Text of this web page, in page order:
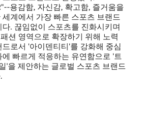
용감함, 자신감, 확고함, 즐거움을
계에서 가장 빠른 스포츠 브랜드
. 끊임없이 스포츠를 진화시키며
션 영역으로 확장하기 위해 노력
로서 '아이덴티티'를 강화해 중심
빠르게 적응하는 유연함으로 '트
'을 제안하는 글로벌 스포츠 브랜드